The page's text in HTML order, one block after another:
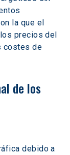
la que el
precios del
costes de
de los
debido a